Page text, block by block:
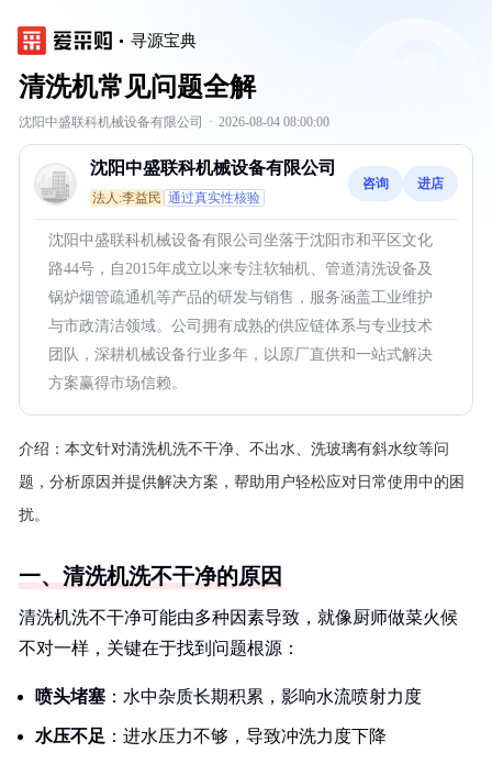
寻源宝典
清洗机常见问题全解
沈阳中盛联科机械设备有限公司 · 2026-08-04 08:00:00
沈阳中盛联科机械设备有限公司
法人:李益民 通过真实性核验
咨询 进店
沈阳中盛联科机械设备有限公司坐落于沈阳市和平区文化
路44号，自2015年成立以来专注软轴机、管道清洗设备及
锅炉烟管疏通机等产品的研发与销售，服务涵盖工业维护
与市政清洁领域。公司拥有成熟的供应链体系与专业技术
团队，深耕机械设备行业多年，以原厂直供和一站式解决
方案赢得市场信赖。
介绍： 本文针对清洗机洗不干净、不出水、洗玻璃有斜水纹等问
题，分析原因并提供解决方案，帮助用户轻松应对日常使用中的困
扰。
一、清洗机洗不干净的原因
清洗机洗不干净可能由多种因素导致，就像厨师做菜火候
不对一样，关键在于找到问题根源：
喷头堵塞 ：水中杂质长期积累，影响水流喷射力度
水压不足 ：进水压力不够，导致冲洗力度下降